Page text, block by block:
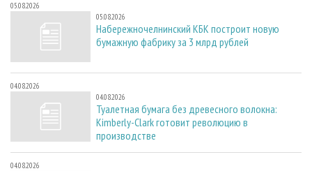
05.08.2026
05.08.2026
Набережночелнинский КБК построит новую
бумажную фабрику за 3 млрд рублей
04.08.2026
04.08.2026
Туалетная бумага без древесного волокна:
Kimberly-Clark готовит революцию в
производстве
04.08.2026